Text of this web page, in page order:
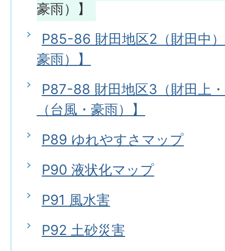
豪雨）】
P85-86 財田地区2（財田中
豪雨）】
P87-88 財田地区3（財田上
（台風・豪雨）】
P89 ゆれやすさマップ
P90 液状化マップ
P91 風水害
P92 土砂災害